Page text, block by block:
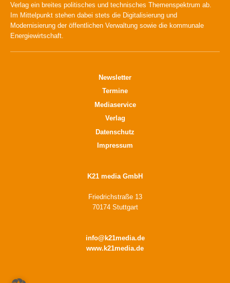
Verlag ein breites politisches und technisches Themenspektrum ab.
Im Mittelpunkt stehen dabei stets die Digitalisierung und
Modernisierung der öffentlichen Verwaltung sowie die kommunale
Energiewirtschaft.
Newsletter
Termine
Mediaservice
Verlag
Datenschutz
Impressum
K21 media GmbH
Friedrichstraße 13
70174 Stuttgart
info@k21media.de
www.k21media.de